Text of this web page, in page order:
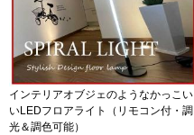
インテリアオブジェのようなかっこい
いLEDフロアライト（リモコン付・調
光＆調色可能）